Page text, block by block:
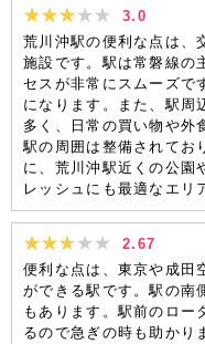
3.0
荒川沖駅の便利な点は、
施設です。駅は常磐線の
セスが非常にスムーズで
になります。また、駅周
多く、日常の買い物や外
駅の周囲は整備されてお
に、荒川沖駅近くの公園
レッシュにも最適なエリ
2.67
便利な点は、東京や成田
ができる駅です。駅の南
もあります。駅前のロー
るので急ぎの時も助かり